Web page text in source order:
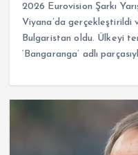
2026 Eurovision Şarkı
Viyana’da gerçekleştirildi
Bulgaristan oldu. Ülkeyi
‘Bangaranga’ adlı